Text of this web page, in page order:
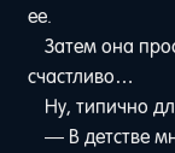
ее.
Затем она
счастливо…
Ну, типично
— В детстве